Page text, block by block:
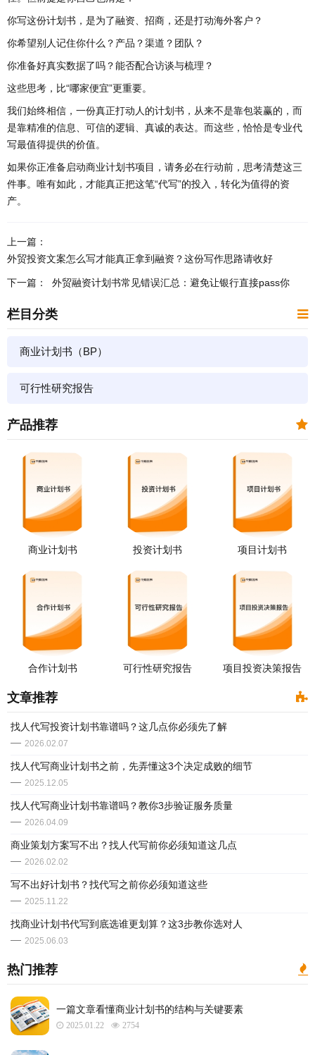
你写这份计划书，是为了融资、招商，还是打动海外客户？
你希望别人记住你什么？产品？渠道？团队？
你准备好真实数据了吗？能否配合访谈与梳理？
这些思考，比“哪家便宜”更重要。
我们始终相信，一份真正打动人的计划书，从来不是靠包装赢的，而
是靠精准的信息、可信的逻辑、真诚的表达。而这些，恰恰是专业代
写最值得提供的价值。
如果你正准备启动商业计划书项目，请务必在行动前，思考清楚这三
件事。唯有如此，才能真正把这笔“代写”的投入，转化为值得的资
产。
上一篇：
外贸投资文案怎么写才能真正拿到融资？这份写作思路请收好
下一篇： 外贸融资计划书常见错误汇总：避免让银行直接pass你
栏目分类
商业计划书（BP）
可行性研究报告
产品推荐
商业计划书 投资计划书 项目计划书
合作计划书 可行性研究报告 项目投资决策报告
文章推荐
找人代写投资计划书靠谱吗？这几点你必须先了解
2026.02.07
找人代写商业计划书之前，先弄懂这3个决定成败的细节
2025.12.05
​找人代写商业计划书靠谱吗？教你3步验证服务质量
2026.04.09
商业策划方案写不出？找人代写前你必须知道这几点
2026.02.02
写不出好计划书？找代写之前你必须知道这些
2025.11.22
找商业计划书代写到底选谁更划算？这3步教你选对人
2025.06.03
热门推荐
一篇文章看懂商业计划书的结构与关键要素
2025.01.22 2754